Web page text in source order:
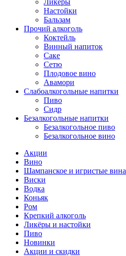
Ликеры
Настойки
Бальзам
Прочий алкоголь
Коктейль
Винный напиток
Саке
Сетю
Плодовое вино
Авамори
Слабоалкогольные напитки
Пиво
Сидр
Безалкогольные напитки
Безалкогольное пиво
Безалкогольное вино
Акции
Вино
Шампанское и игристые вина
Виски
Водка
Коньяк
Ром
Крепкий алкоголь
Ликёры и настойки
Пиво
Новинки
Акции и скидки